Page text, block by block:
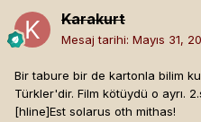
Karakurt
Mesaj tarihi: Mayıs 31,
Bir tabure bir de kartonla bilim
Türkler'dir. Film kötüydü o ayrı.
[hline]Est solarus oth mithas!